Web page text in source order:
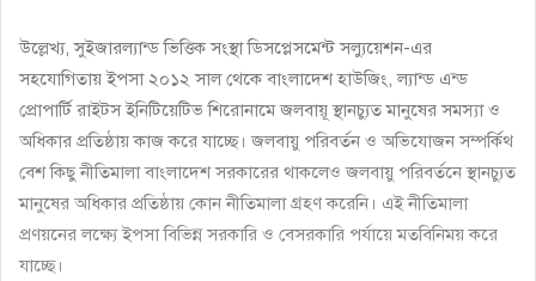
উল্লেখ্য, সুইজারল্যান্ড ভিত্তিক সংস্থা ডিসপ্লেসমেন্ট সল্যুয়েশন-এর
সহযোগিতায় ইপসা ২০১২ সাল থেকে বাংলাদেশ হাউজিং, ল্যান্ড এন্ড
প্রোপার্টি রাইটস ইনিটিয়েটিভ শিরোনামে জলবায়ূ স্থানচ্যুত মানুষের সমস্যা ও
অধিকার প্রতিষ্ঠায় কাজ করে যাচ্ছে। জলবায়ু পরিবর্তন ও অভিযোজন সম্পর্কিথ
বেশ কিছু নীতিমালা বাংলাদেশ সরকারের থাকলেও জলবায়ু পরিবর্তনে স্থানচ্যুত
মানুষের অধিকার প্রতিষ্ঠায় কোন নীতিমালা গ্রহণ করেনি। এই নীতিমালা
প্রণয়নের লক্ষ্যে ইপসা বিভিন্ন সরকারি ও বেসরকারি পর্যায়ে মতবিনিময় করে
যাচ্ছে।